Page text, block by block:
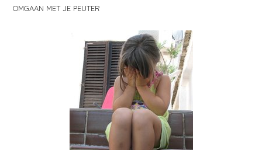
OMGAAN MET JE PEUTER